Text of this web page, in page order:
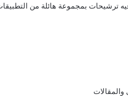
ترشيحات بمجموعة هائلة من